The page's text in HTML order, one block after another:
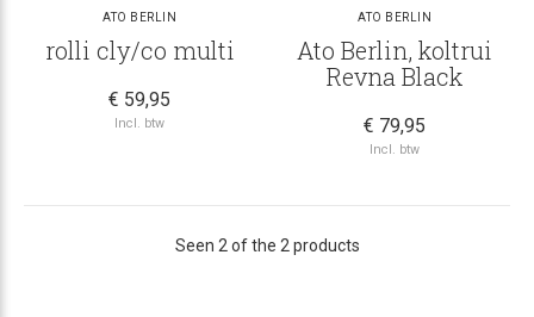
ATO BERLIN
rolli cly/co multi
€ 59,95
Incl. btw
ATO BERLIN
Ato Berlin, koltrui
Revna Black
€ 79,95
Incl. btw
Seen 2 of the 2 products